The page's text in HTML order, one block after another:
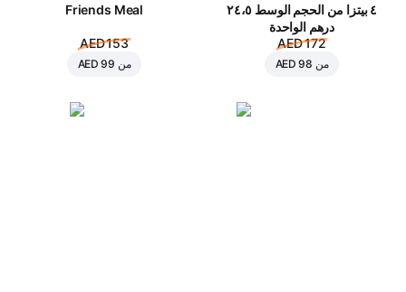
٤ بيتزا من الحجم الوسط ٢٤،٥
درهم الواحدة
AED 172
من AED 98
Friends Meal
AED 153
من AED 99